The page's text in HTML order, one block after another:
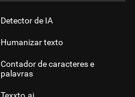
Detector de IA
Humanizar texto
Contador de caracteres e
palavras